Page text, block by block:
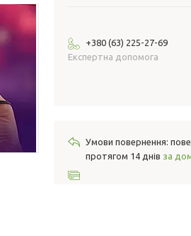
+380 (63) 225-27-69
Експертна допомога
протягом 14 днів за